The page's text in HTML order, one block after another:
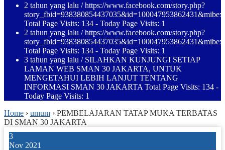
2 tahun yang lalu / https://www.facebook.com/story.php?
Total Page Visits: 134 - Today Page Visits: 1
2 tahun yang lalu / https://www.facebook.com/story.php?
Total Page Visits: 134 - Today Page Visits: 1
3 tahun yang lalu / SILAHKAN KUNJUNGI SETIAP
LAMAN WEB SMAN 30 JAKARTA, UNTUK
MENGETAHUI LEBIH LANJUT TENTANG
INFORMASI SMAN 30 JAKARTA Total Page Visits: 134 -
Today Page Visits: 1
Home › umum › PEMBELAJARAN TATAP MUKA TERBATAS
DI SMAN 30 JAKARTA
3
Nov 2021